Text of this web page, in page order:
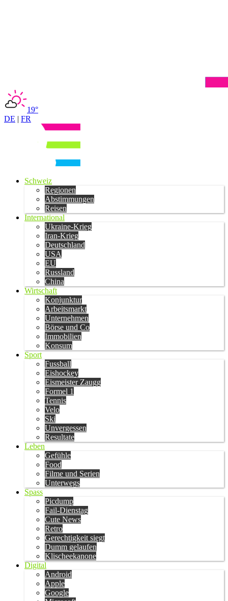
19°
DE | FR
Schweiz
Regionen
Abstimmungen
Reisen
International
Ukraine-Krieg
Iran-Krieg
Deutschland
USA
EU
Russland
China
Wirtschaft
Konjunktur
Arbeitsmarkt
Unternehmen
Börse und Co
Immobilien
Konsum
Sport
Fussball
Eishockey
Eismeister Zaugg
Formel 1
Tennis
Velo
Ski
Unvergessen
Resultate
Leben
Gefühle
Food
Filme und Serien
Unterwegs
Spass
Picdump
Fail-Dienstag
Cute News
Retro
Gerechtigkeit siegt
Dumm gelaufen
Klischeekanone
Digital
Android
Apple
Google